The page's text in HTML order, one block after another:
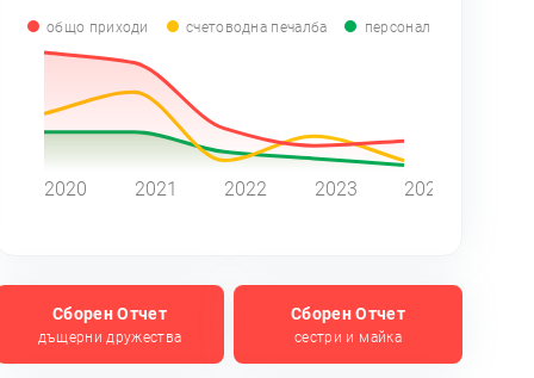
общо приходи счетоводна печалба персонал
2020 2021 2022 2023 2024
Сборен Отчет
дъщерни дружества
Сборен Отчет
сестри и майка